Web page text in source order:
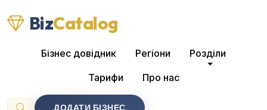
BizCatalog
Бізнес довідник Регіони Розділи
Тарифи Про нас
ДОДАТИ БІЗНЕС